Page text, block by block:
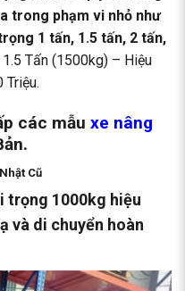
trong phạm vi nhỏ như
1 tấn, 1.5 tấn, 2 tấn,
Tấn (1500kg) – Hiệu
Triệu.
các mẫu xe nâng
Cũ
trọng 1000kg hiệu
và di chuyển hoàn